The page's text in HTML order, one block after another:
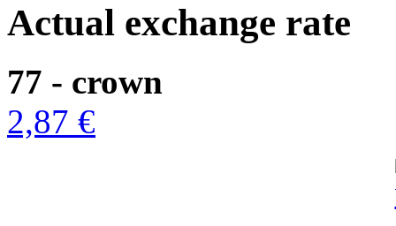
Actual exchange rate
77 - crown
2,87 €